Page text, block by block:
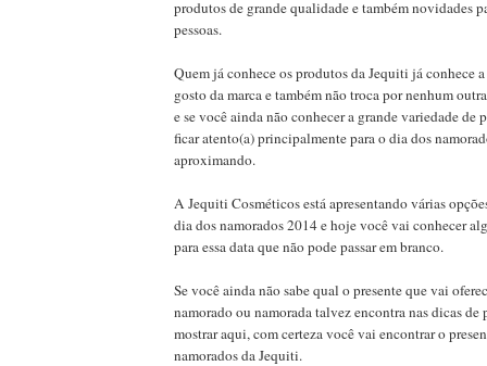
produtos de grande qualidade e também novidades
pessoas.
Quem já conhece os produtos da Jequiti já conhece
gosto da marca e também não troca por nenhum
e se você ainda não conhecer a grande variedade de
ficar atento(a) principalmente para o dia dos
aproximando.
A Jequiti Cosméticos está apresentando várias
dia dos namorados 2014 e hoje você vai conhecer
para essa data que não pode passar em branco.
Se você ainda não sabe qual o presente que vai
namorado ou namorada talvez encontra nas dicas de
mostrar aqui, com certeza você vai encontrar o
namorados da Jequiti.